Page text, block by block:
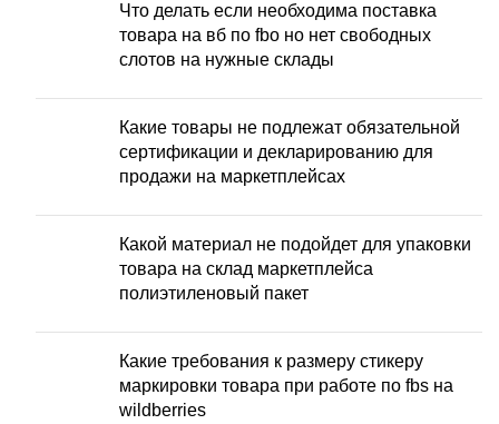
Что делать если необходима поставка
товара на вб по fbo но нет свободных
слотов на нужные склады
Какие товары не подлежат обязательной
сертификации и декларированию для
продажи на маркетплейсах
Какой материал не подойдет для упаковки
товара на склад маркетплейса
полиэтиленовый пакет
Какие требования к размеру стикеру
маркировки товара при работе по fbs на
wildberries